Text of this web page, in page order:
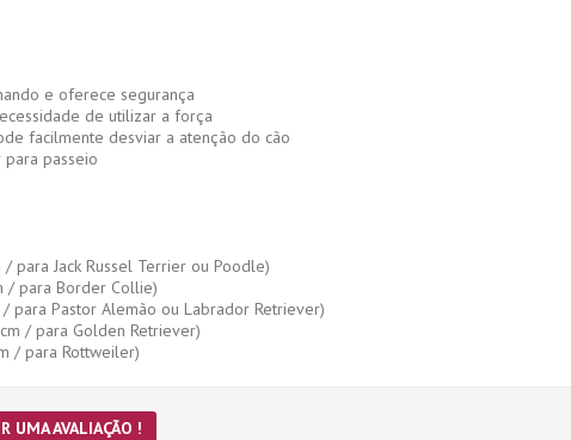
e oferece segurança
de utilizar a força
facilmente desviar a atenção do cão
para passeio
para Jack Russel Terrier ou Poodle)
/ para Border Collie)
para Pastor Alemão ou Labrador Retriever)
/ para Golden Retriever)
/ para Rottweiler)
UMA AVALIAÇÃO !